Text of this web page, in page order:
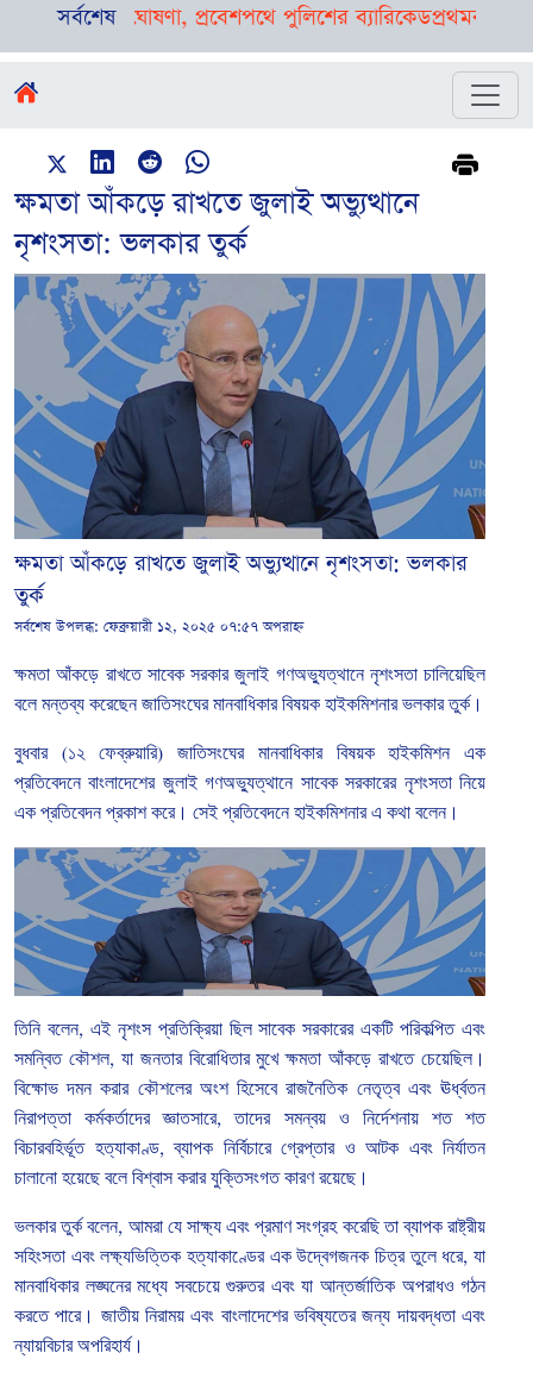
সর্বশেষ
ওঠার ঘোষণা, প্রবেশপথে পুলিশের ব্যারিকেডপ্রথমবার
ক্ষমতা আঁকড়ে রাখতে জুলাই অভ্যুত্থানে
নৃশংসতা: ভলকার তুর্ক
ক্ষমতা আঁকড়ে রাখতে জুলাই অভ্যুত্থানে নৃশংসতা: ভলকার
তুর্ক
সর্বশেষ উপলব্ধ: ফেব্রুয়ারী ১২, ২০২৫ ০৭:৫৭ অপরাহ্ন
ক্ষমতা আঁকড়ে রাখতে সাবেক সরকার জুলাই গণঅভ্যুত্থানে নৃশংসতা চালিয়েছিল
বলে মন্তব্য করেছেন জাতিসংঘের মানবাধিকার বিষয়ক হাইকমিশনার ভলকার তুর্ক।
বুধবার(১২ ফেব্রুয়ারি)জাতিসংঘের মানবাধিকার বিষয়ক হাইকমিশন
এক
প্রতিবেদনে বাংলাদেশের জুলাই গণঅভ্যুত্থানে সাবেক সরকারের নৃশংসতা নিয়ে
এক প্রতিবেদন প্রকাশ করে। সেই প্রতিবেদনে হাইকমিশনার এ কথা বলেন।
তিনি বলেন, এই নৃশংস প্রতিক্রিয়া ছিল সাবেক সরকারের একটি পরিকল্পিত এবং
সমন্বিত কৌশল, যা জনতার বিরোধিতার মুখে ক্ষমতা আঁকড়ে রাখতে চেয়েছিল।
বিক্ষোভ দমন করার কৌশলের অংশ হিসেবে রাজনৈতিক নেতৃত্ব এবং ঊর্ধ্বতন
নিরাপত্তা
কর্মকর্তাদের জ্ঞাতসারে,তাদের সমন্বয় ও নির্দেশনায় শত
শত
বিচারবহির্ভূত হত্যাকাণ্ড,ব্যাপক নির্বিচারে গ্রেপ্তার ও আটক এবং নির্যাতন
চালানো হয়েছে বলে বিশ্বাস করার যুক্তিসংগত কারণ রয়েছে।
ভলকার তুর্ক বলেন, আমরা যে সাক্ষ্য এবং প্রমাণ সংগ্রহ করেছি তা ব্যাপক রাষ্ট্রীয়
সহিংসতা এবং লক্ষ্যভিত্তিক হত্যাকাণ্ডের এক উদ্বেগজনক চিত্র তুলে ধরে,যা
মানবাধিকার লঙ্ঘনের মধ্যে সবচেয়ে গুরুতর এবং যা আন্তর্জাতিক অপরাধও গঠন
করতে পারে। জাতীয় নিরাময় এবং বাংলাদেশের ভবিষ্যতের জন্য দায়বদ্ধতা এবং
ন্যায়বিচার অপরিহার্য।